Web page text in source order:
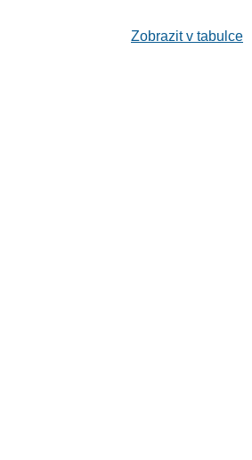
Zobrazit v tabulce